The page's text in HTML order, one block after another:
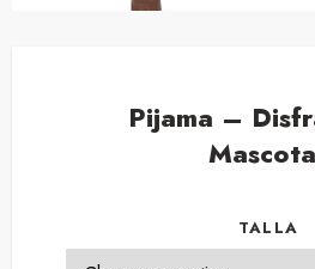
Pijama –
TALLA